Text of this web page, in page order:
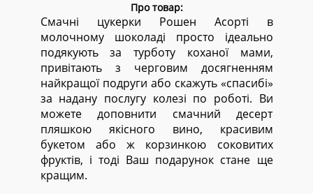
Про товар:
Смачні цукерки Рошен Асорті в
молочному шоколаді просто ідеально
подякують за турботу коханої мами,
привітають з черговим досягненням
найкращої подруги або скажуть «спасибі»
за надану послугу колезі по роботі. Ви
можете доповнити смачний десерт
пляшкою якісного вино, красивим
букетом або ж корзинкою соковитих
фруктів, і тоді Ваш подарунок стане ще
кращим.